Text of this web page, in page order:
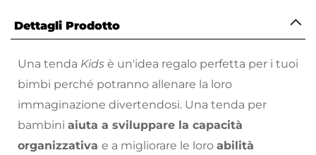
Dettagli Prodotto
Una tenda Kids è un'idea regalo perfetta per i tuoi
bimbi perché potranno allenare la loro
immaginazione divertendosi. Una tenda per
bambini aiuta a sviluppare la capacità
organizzativa e a migliorare le loro abilità